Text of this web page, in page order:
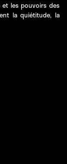
les pouvoirs des
la quiétitude, la